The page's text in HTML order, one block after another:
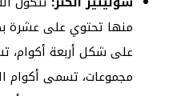
منها تحتوي على عشرة
على شكل أربعة أكوام،
مجموعات، تسمى أكوام